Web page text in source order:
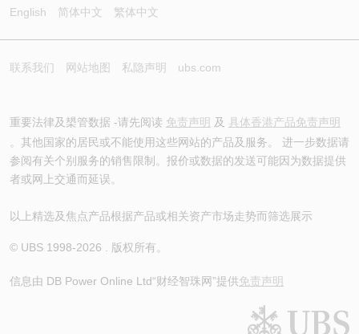
English 简体中文 繁体中文
联系我们 网站地图 私隐声明 ubs.com
重要法律及槼管数据 -请先阅读 免责声明 及 具体香港产品免责声明
。其他国家的居民或不能使用这些网站的产品及服务。 进一步数据请
参阅有关个别服务的销售限制。报价或数据的发送可能因为数据提供
者或网上交通而延误。
以上精选及焦点产品根据产品或相关资产市场走势而筛选展示
© UBS 1998-2026 . 版权所有。
信息由 DB Power Online Ltd“财经智珠网”提供免责声明